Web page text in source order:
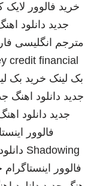
خرید فالوور لایک
جدید دانلود
مترجم انگلیسی
credit financial
بک لینک خرید بک
جدید دانلود اهنگ
جدید دانلود
فالوور
Shadowing
فالوور اینستاگرام